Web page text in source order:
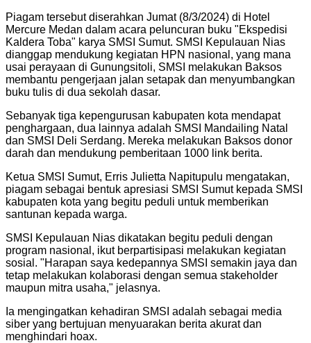
Piagam tersebut diserahkan Jumat (8/3/2024) di Hotel
Mercure Medan dalam acara peluncuran buku "Ekspedisi
Kaldera Toba" karya SMSI Sumut. SMSI Kepulauan Nias
dianggap mendukung kegiatan HPN nasional, yang mana
usai perayaan di Gunungsitoli, SMSI melakukan Baksos
membantu pengerjaan jalan setapak dan menyumbangkan
buku tulis di dua sekolah dasar.
Sebanyak tiga kepengurusan kabupaten kota mendapat
penghargaan, dua lainnya adalah SMSI Mandailing Natal
dan SMSI Deli Serdang. Mereka melakukan Baksos donor
darah dan mendukung pemberitaan 1000 link berita.
Ketua SMSI Sumut, Erris Julietta Napitupulu mengatakan,
piagam sebagai bentuk apresiasi SMSI Sumut kepada SMSI
kabupaten kota yang begitu peduli untuk memberikan
santunan kepada warga.
SMSI Kepulauan Nias dikatakan begitu peduli dengan
program nasional, ikut berpartisipasi melakukan kegiatan
sosial. "Harapan saya kedepannya SMSI semakin jaya dan
tetap melakukan kolaborasi dengan semua stakeholder
maupun mitra usaha," jelasnya.
Ia mengingatkan kehadiran SMSI adalah sebagai media
siber yang bertujuan menyuarakan berita akurat dan
menghindari hoax.